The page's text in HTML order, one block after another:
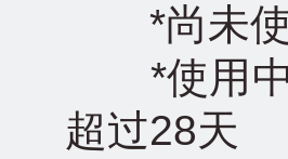
*尚未使
*使用中
超过28天